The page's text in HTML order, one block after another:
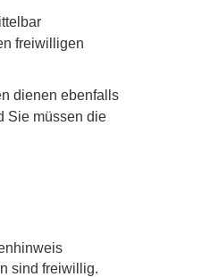
freiwilligen
dienen ebenfalls
Sie müssen die
sind freiwillig.